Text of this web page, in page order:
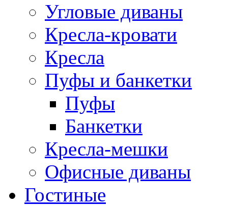
Угловые диваны
Кресла-кровати
Кресла
Пуфы и банкетки
Пуфы
Банкетки
Кресла-мешки
Офисные диваны
Гостиные